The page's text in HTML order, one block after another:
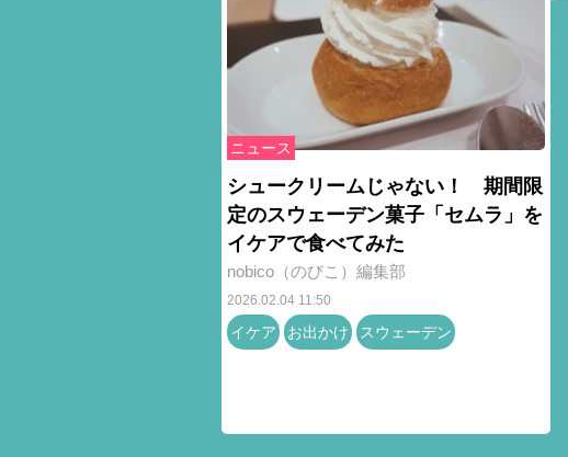
ニュース
シュークリームじゃない！ 期間限
定のスウェーデン菓子「セムラ」を
イケアで食べてみた
nobico（のびこ）編集部
2026.02.04 11:50
イケア お出かけ スウェーデン